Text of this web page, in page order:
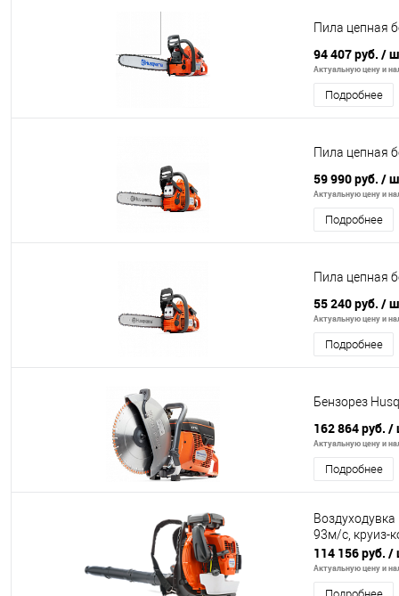
Пила цепная
94 407 руб. /
Актуальную цену и
Подробнее
Пила цепная
59 990 руб. /
Актуальную цену и
Подробнее
Пила цепная
55 240 руб. /
Актуальную цену и
Подробнее
Бензорез
162 864 руб. /
Актуальную цену и
Подробнее
Воздуходувка
93м/c, круиз-
114 156 руб. /
Актуальную цену и